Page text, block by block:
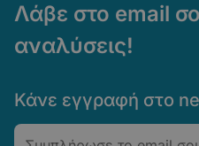
Λάβε στο email
αναλύσεις!
Κάνε εγγραφή στο
Email